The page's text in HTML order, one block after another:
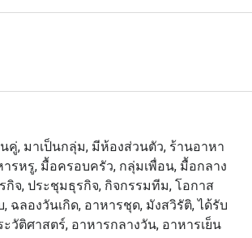
ะอีกสารพัดจานซิกเนเจอร์สไตล์กวางตุ้ง
งตัวหมักเครื่องเทศยัดไส้ในหมั่นโถวและ
คู่, มาเป็นกลุ่ม, มีห้องส่วนตัว, ร้านอาหา
ารหรู, มื้อครอบครัว, กลุ่มเพื่อน, มื้อกลาง
กิจ, ประชุมธุรกิจ, กิจกรรมทีม, โอกาส
ฉลองวันเกิด, อาหารชุด, มังสวิรัติ, ได้รับ
ะวัติศาสตร์, อาหารกลางวัน, อาหารเย็น